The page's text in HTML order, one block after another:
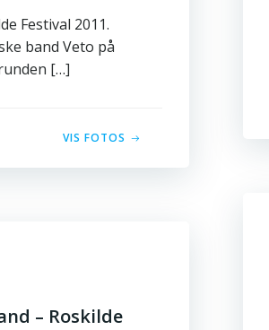
Festival 2011.
band Veto på
[…]
VIS FOTOS
– Roskilde